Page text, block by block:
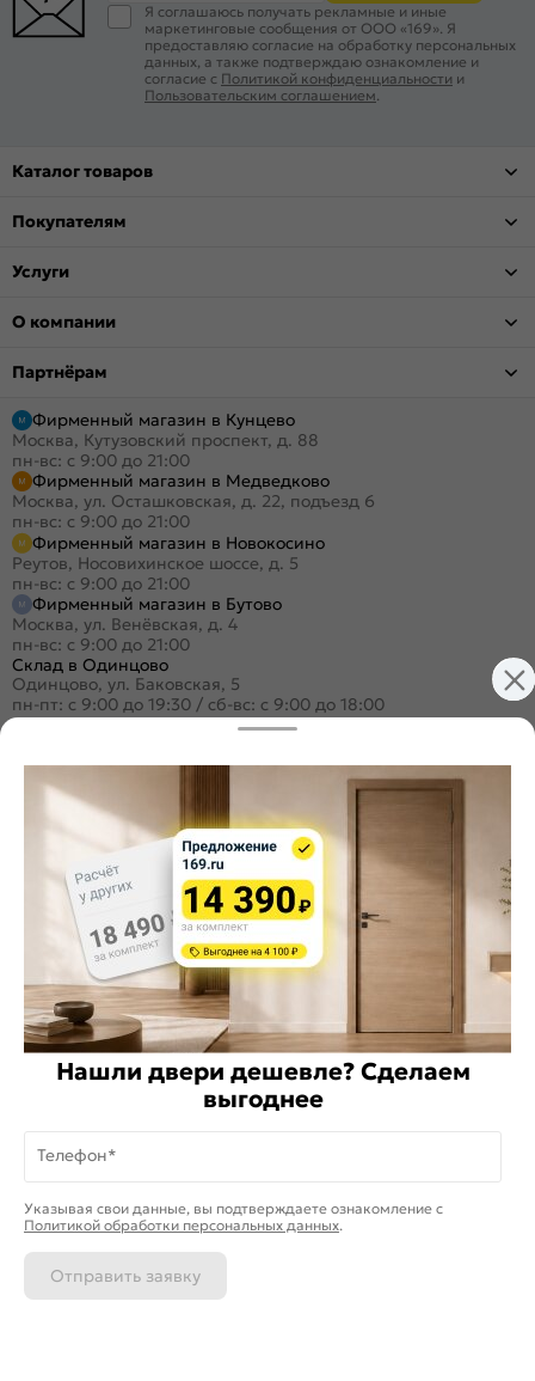
Я соглашаюсь получать рекламные и иные
маркетинговые сообщения от ООО «169». Я
предоставляю согласие на обработку персональных
данных, а также подтверждаю ознакомление и
согласие с Политикой конфиденциальности и
Пользовательским соглашением
Каталог товаров
Покупателям
Услуги
О компании
Партнёрам
Фирменный магазин в Кунцево
Москва, Кутузовский проспект, д. 88
пн-вс: с 9:00 до 21:00
Фирменный магазин в Медведково
Москва, ул. Осташковская, д. 22, подъезд 6
пн-вс: с 9:00 до 21:00
Фирменный магазин в Новокосино
Реутов, Носовихинское шоссе, д. 5
пн-вс: с 9:00 до 21:00
Фирменный магазин в Бутово
Москва, ул. Венёвская, д. 4
пн-вс: с 9:00 до 21:00
Склад в Одинцово
Одинцово, ул. Баковская, 5
пн-пт: с 9:00 до 19:30 / сб-вс: с 9:00 до 18:00
+7 (495) 984-16-99
Заказать звонок
Стать дилером
Расскажите о нас
Поделиться
Оцените магазин
ИКС 1340
© 2010—2026 Склад Дверей 169.RU
Пользовательское соглашение
Политика обработки персональных данных
Каталог Магазины
технологии
Нашли двери дешевле? Сделаем
выгоднее
Телефон*
Указывая свои данные, вы подтверждаете ознакомление c
Политикой обработки персональных данных.
Отправить заявку